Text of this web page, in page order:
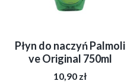
Płyn do naczyń Palmoli
ve Original 750ml
10,90 zł